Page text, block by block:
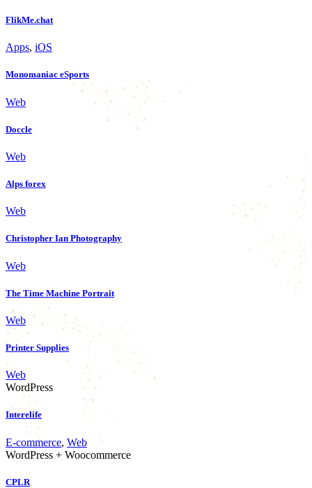
FlikMe.chat
Apps, iOS
Monomaniac eSports
Web
Doccle
Web
Alps forex
Web
Christopher Ian Photography
Web
The Time Machine Portrait
Web
Printer Supplies
Web
WordPress
Interelife
E-commerce, Web
WordPress + Woocommerce
CPLR